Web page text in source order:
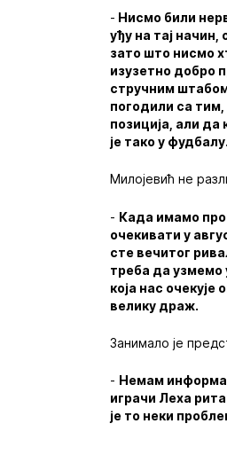
- Нисмо били
уђу на тај
зато што нисмо
изузетно добро
стручним
погодили са
позиција, али
је тако у фудбалу.
Милојевић не
- Када имамо
очекивати у
сте вечитог
треба да узмемо
која нас
велику драж.
Занимало је
- Немам
играчи Леха
је то неки